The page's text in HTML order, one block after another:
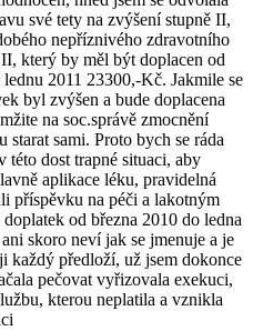
své tety na zvýšení stupně II,
nepříznivého zdravotního
který by měl být doplacen od
2011 23300,-Kč. Jakmile se
byl zvýšen a bude doplacena
na soc.správě zmocnění
starat sami. Proto bych se ráda
této dost trapné situaci, aby
aplikace léku, pravidelná
příspěvku na péči a lakotným
od března 2010 do ledna
skoro neví jak se jmenuje a je
každý předloží, už jsem dokonce
pečovat vyřizovala exekuci,
kterou neplatila a vznikla